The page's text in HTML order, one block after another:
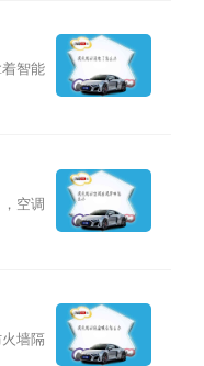
智能
空调
墙隔